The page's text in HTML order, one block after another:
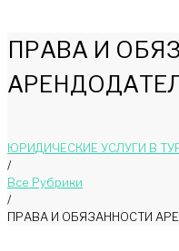
ПРАВА И
ЮРИДИЧЕСКИЕ УСЛУГИ В
/
Bce Pyбрики
/
ПРАВА И ОБЯЗАННОСТИ